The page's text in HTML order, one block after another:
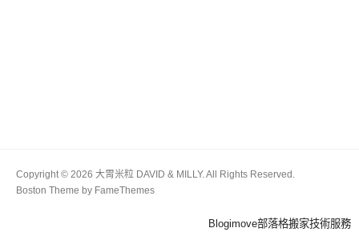
Copyright © 2026 大胃米粒 DAVID & MILLY. All Rights Reserved.
Boston Theme by FameThemes
Blogimove部落格搬家技術服務